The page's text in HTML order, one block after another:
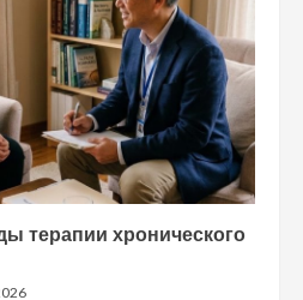
терапии хронического